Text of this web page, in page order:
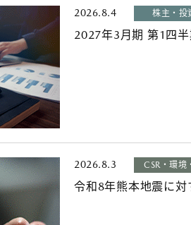
2026.8.4 株主・投
2027年3月期 第1四
2026.8.3 CSR・環境
令和8年熊本地震に